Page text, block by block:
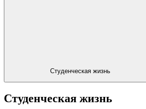
Студенческая жизнь
Студенческая жизнь